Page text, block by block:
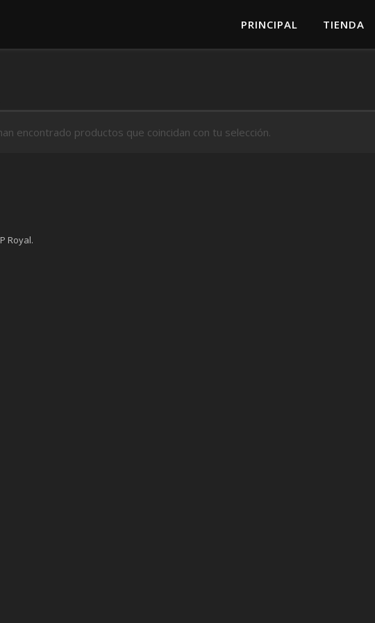
PRINCIPAL TIENDA
encontrado productos que coincidan con tu selección.
Royal.